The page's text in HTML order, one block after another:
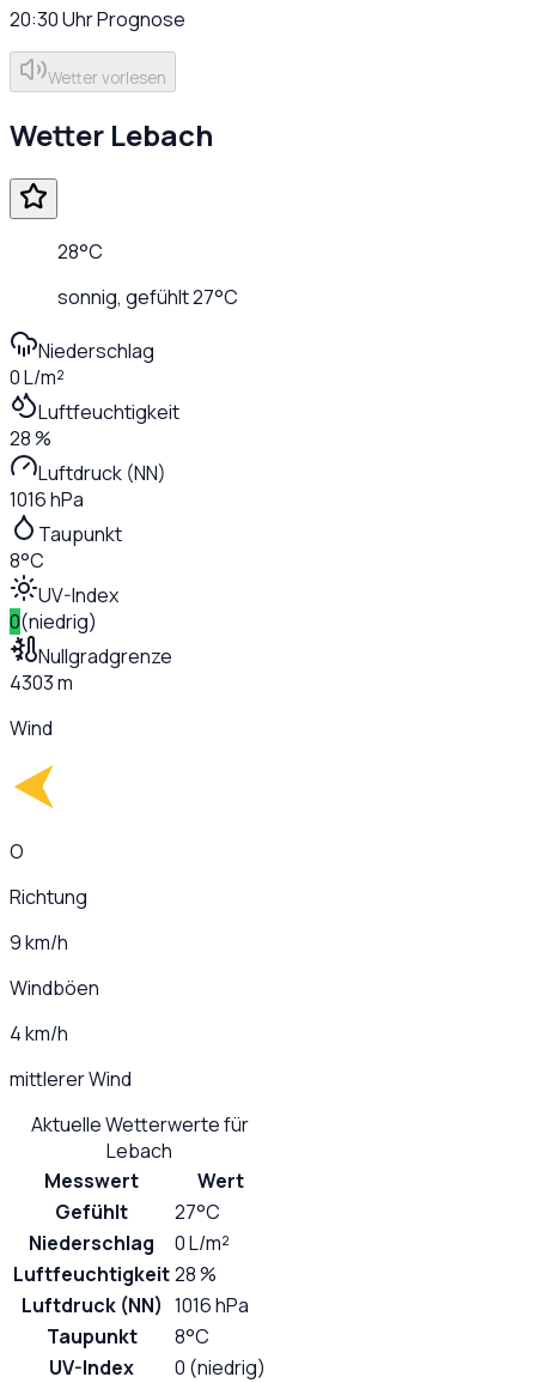
20:30UhrPrognose
Wetter vorlesen
Wetter Lebach
28°C
sonnig, gefühlt27°C
Niederschlag
0 L/m²
Luftfeuchtigkeit
28 %
Luftdruck (NN)
1016 hPa
Taupunkt
8°C
UV-Index
0(niedrig)
Nullgradgrenze
4303 m
Wind
O
Richtung
9 km/h
Windböen
4 km/h
mittlerer Wind
Aktuelle Wetterwerte für
Lebach
Messwert
Wert
Gefühlt
27°C
Niederschlag
0 L/m²
Luftfeuchtigkeit28 %
Luftdruck (NN) 1016 hPa
Taupunkt
8°C
UV-Index
0 (niedrig)